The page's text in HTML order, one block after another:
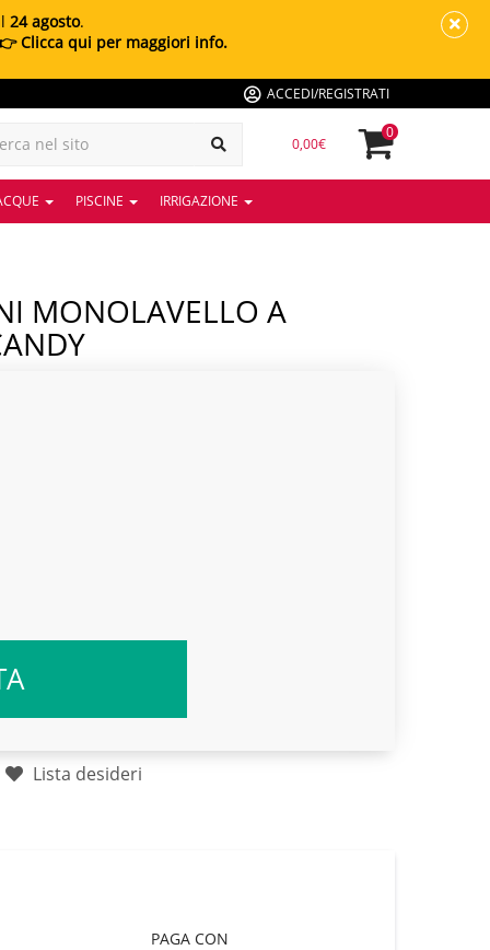
24 agosto.
Clicca qui per maggiori info.
ACCEDI/REGISTRATI
0,00€
0
PISCINE IRRIGAZIONE
Lista desideri
PAGA CON